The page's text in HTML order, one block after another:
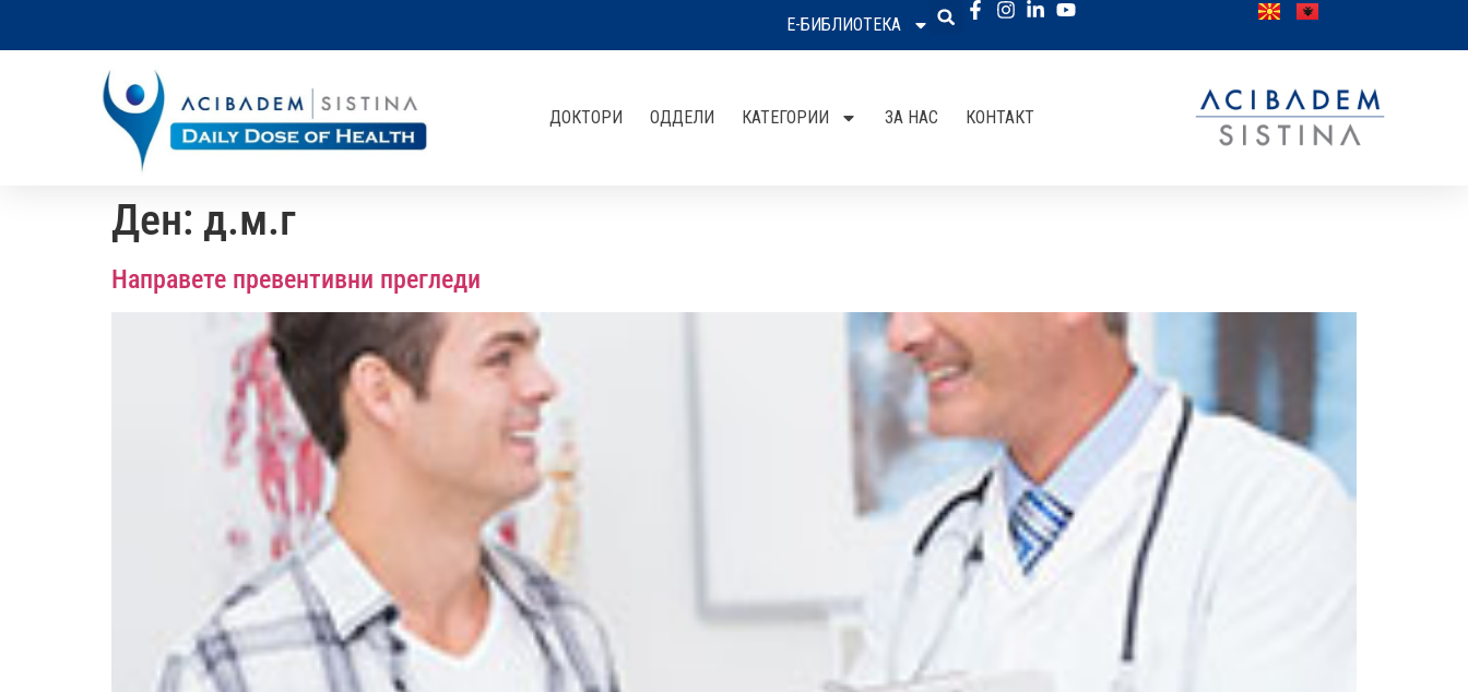
Е-БИБЛИОТЕКА
ДОКТОРИ ОДДЕЛИ КАТЕГОРИИ ЗА НАС КОНТАКТ
Ден: д.м.г
Направете превентивни прегледи